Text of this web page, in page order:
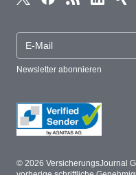
Newsletter abonnieren
© 2026 VersicherungsJournal